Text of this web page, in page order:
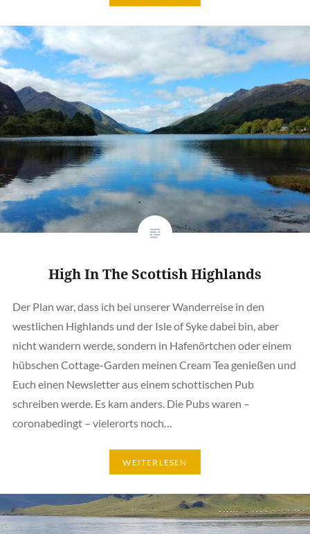
High In The Scottish Highlands
Der Plan war, dass ich bei unserer Wanderreise in den
westlichen Highlands und der Isle of Syke dabei bin, aber
nicht wandern werde, sondern in Hafenörtchen oder einem
hübschen Cottage-Garden meinen Cream Tea genießen und
Euch einen Newsletter aus einem schottischen Pub
schreiben werde. Es kam anders. Die Pubs waren –
coronabedingt – vielerorts noch…
WEITERLESEN